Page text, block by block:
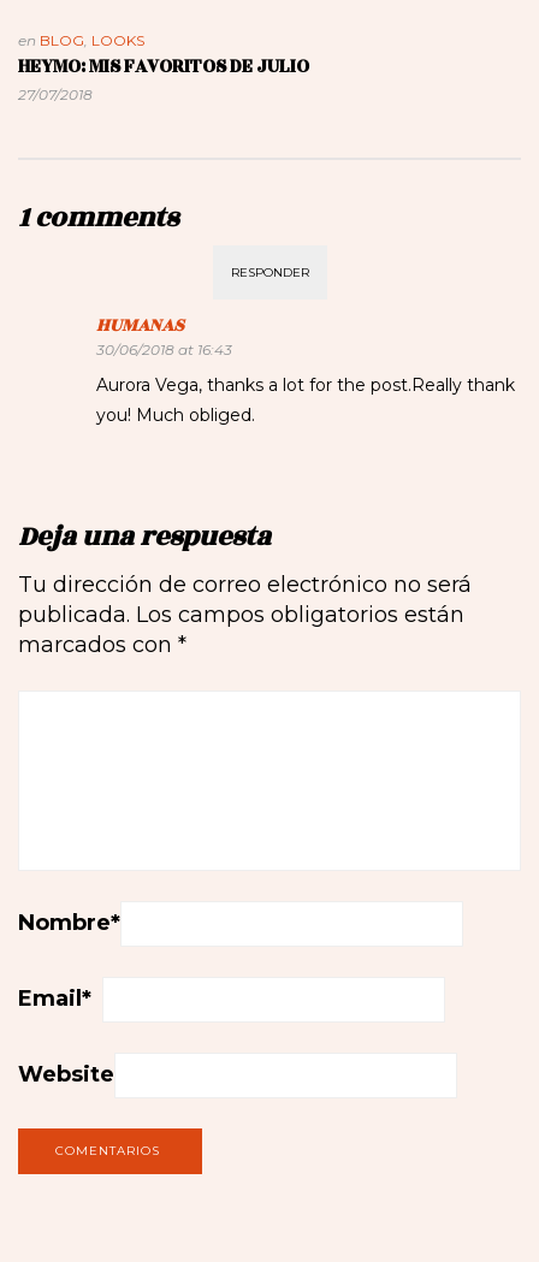
en BLOG, LOOKS
HEYMO: MIS FAVORITOS DE JULIO
27/07/2018
1 comments
RESPONDER
HUMANAS
30/06/2018 at 16:43
Aurora Vega, thanks a lot for the post.Really thank
you! Much obliged.
Deja una respuesta
Tu dirección de correo electrónico no será
publicada. Los campos obligatorios están
marcados con *
Nombre*
Email *
Website